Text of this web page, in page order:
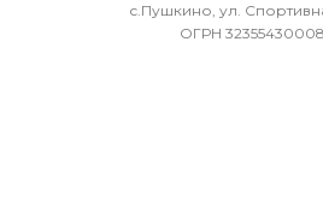
МИН. РАБОЧАЯ
ВОЗДУХА ДЛЯ ВНЕШНЕГО
-7
с.Пушкино, ул.
ОГРН